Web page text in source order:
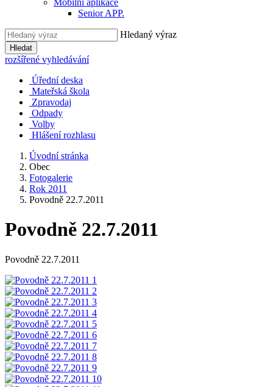
Mobilní aplikace
Senior APP.
Hledaný výraz
Hledat
rozšířené vyhledávání
Úřední deska
Mateřská škola
Zpravodaj
Odpady
Volby
Hlášení rozhlasu
Úvodní stránka
Obec
Fotogalerie
Rok 2011
Povodně 22.7.2011
Povodně 22.7.2011
Povodně 22.7.2011